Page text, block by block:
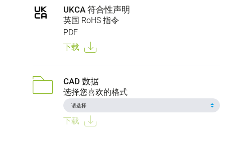
UKCA 符合性声明
英国 RoHS 指令
PDF
下载
CAD 数据
选择您喜欢的格式
下载